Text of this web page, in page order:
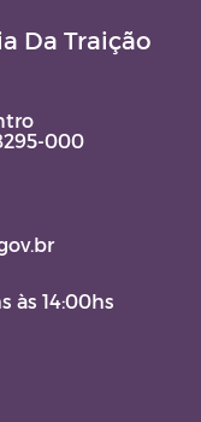
Da Traição
000
às 14:00hs